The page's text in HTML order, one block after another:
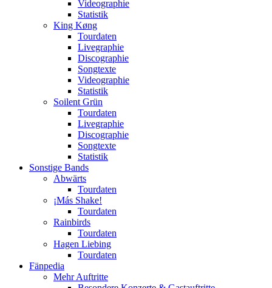
Videographie
Statistik
King Køng
Tourdaten
Livegraphie
Discographie
Songtexte
Videographie
Statistik
Soilent Grün
Tourdaten
Livegraphie
Discographie
Songtexte
Statistik
Sonstige Bands
Abwärts
Tourdaten
¡Más Shake!
Tourdaten
Rainbirds
Tourdaten
Hagen Liebing
Tourdaten
Fänpedia
Mehr Auftritte